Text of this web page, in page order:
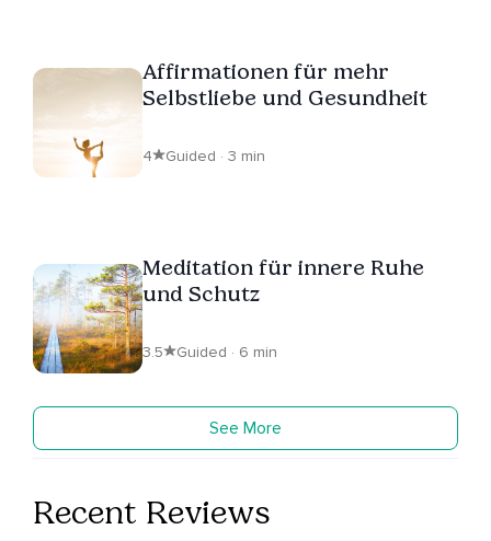
Affirmationen für mehr
Selbstliebe und Gesundheit
4 Guided · 3 min
Meditation für innere Ruhe
und Schutz
3.5 Guided · 6 min
See More
Recent Reviews